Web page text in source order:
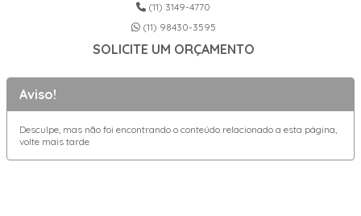
(11) 3149-4770
(11) 98430-3595
SOLICITE UM ORÇAMENTO
Aviso!
Desculpe, mas não foi encontrando o conteúdo relacionado a esta página,
volte mais tarde